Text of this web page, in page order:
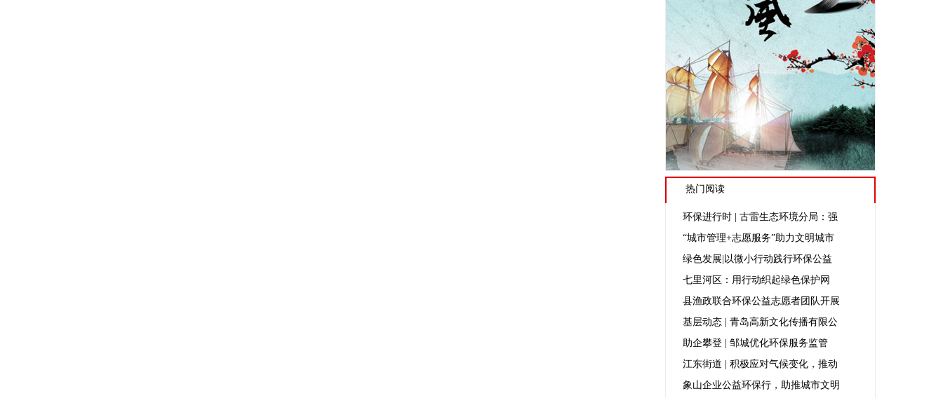
热门阅读
环保进行时 | 古雷生态环境分局：强
“城市管理+志愿服务”助力文明城市
绿色发展|以微小行动践行环保公益
七里河区：用行动织起绿色保护网
县渔政联合环保公益志愿者团队开展
基层动态 | 青岛高新文化传播有限公
助企攀登 | 邹城优化环保服务监管
江东街道 | 积极应对气候变化，推动
象山企业公益环保行，助推城市文明